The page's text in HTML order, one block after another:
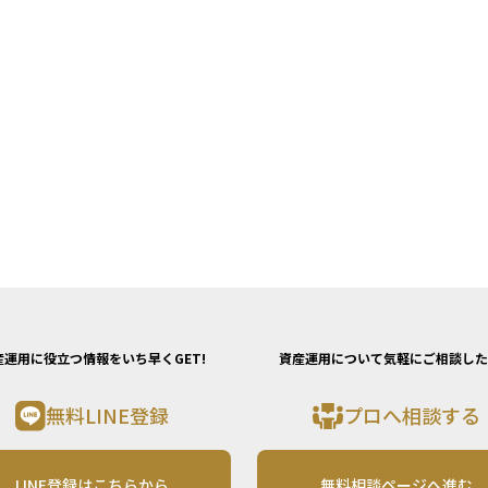
運用に役立つ情報をいち早くGET!
無料LINE登録
資産運用について気軽にご相談し
プロへ相談する